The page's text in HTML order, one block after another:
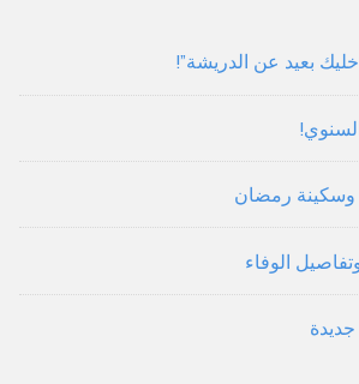
بعيد عن الدريشة”!
وسكينة رمضان
الوفاء